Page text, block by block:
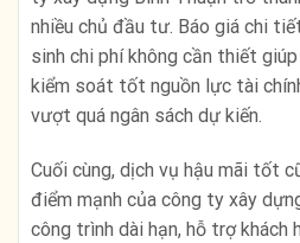
nhiều chủ đầu tư. Báo giá chi
sinh chi phí không cần thiết
kiểm soát tốt nguồn lực tài
vượt quá ngân sách dự kiến.
Cuối cùng, dịch vụ hậu mãi tốt
điểm mạnh của công ty xây
công trình dài hạn, hỗ trợ khách